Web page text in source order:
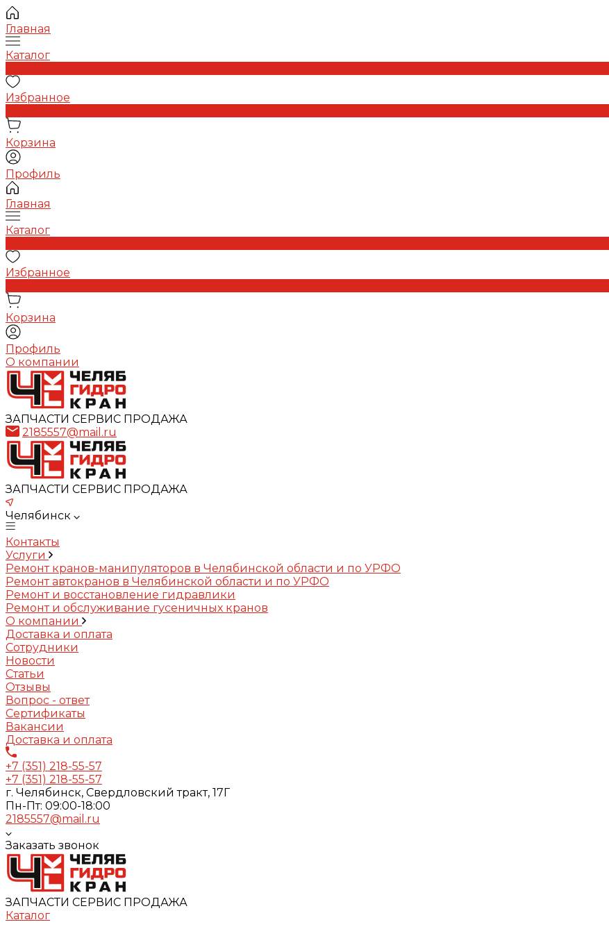
Главная
Каталог
Избранное
Корзина
Профиль
Главная
Каталог
Избранное
Корзина
Профиль
О компании
ЗАПЧАСТИ СЕРВИС ПРОДАЖА
2185557@mail.ru
ЗАПЧАСТИ СЕРВИС ПРОДАЖА
Челябинск
Контакты
Услуги
Ремонт кранов-манипуляторов в Челябинской области и по УРФО
Ремонт автокранов в Челябинской области и по УРФО
Ремонт и восстановление гидравлики
Ремонт и обслуживание гусеничных кранов
О компании
Доставка и оплата
Сотрудники
Новости
Статьи
Отзывы
Вопрос - ответ
Сертификаты
Вакансии
Доставка и оплата
+7 (351) 218-55-57
+7 (351) 218-55-57
г. Челябинск, Свердловский тракт, 17Г
Пн-Пт: 09:00-18:00
2185557@mail.ru
Заказать звонок
ЗАПЧАСТИ СЕРВИС ПРОДАЖА
Каталог